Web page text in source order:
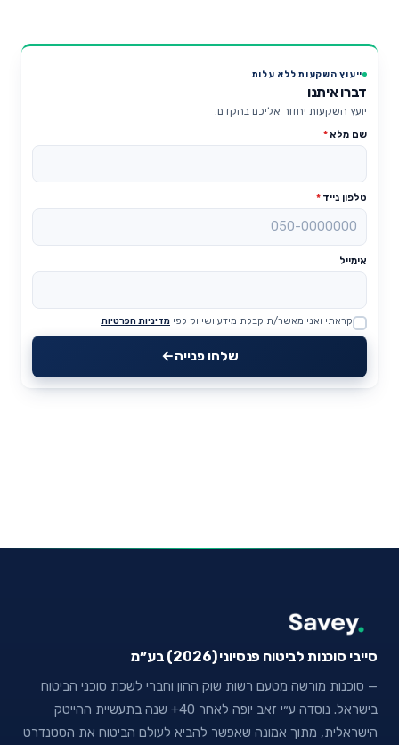
ייעוץ השקעות ללא עלות
דברו איתנו
יועץ השקעות יחזור אליכם בהקדם.
שם מלא*
טלפון נייד *
אימייל
Website
קראתי ואני מאשר/ת קבלת מידע ושיווק לפי מדיניות הפרטיות
שלחו פנייה
סייבי סוכנות לביטוח פנסיוני (2026) בע״מ
— סוכנות מורשה מטעם רשות שוק ההון וחברי לשכת סוכני הביטוח
בישראל. נוסדה ע״י זאב יופה לאחר 40+ שנה בתעשיית ההייטק
הישראלית, מתוך אמונה שאפשר להביא לעולם הביטוח את הסטנדרט